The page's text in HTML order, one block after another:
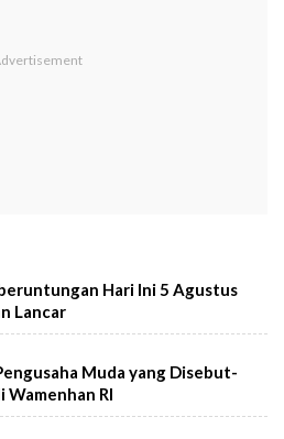
Hari Ini 5 Agustus
Lancar
Muda yang Disebut-
Wamenhan RI